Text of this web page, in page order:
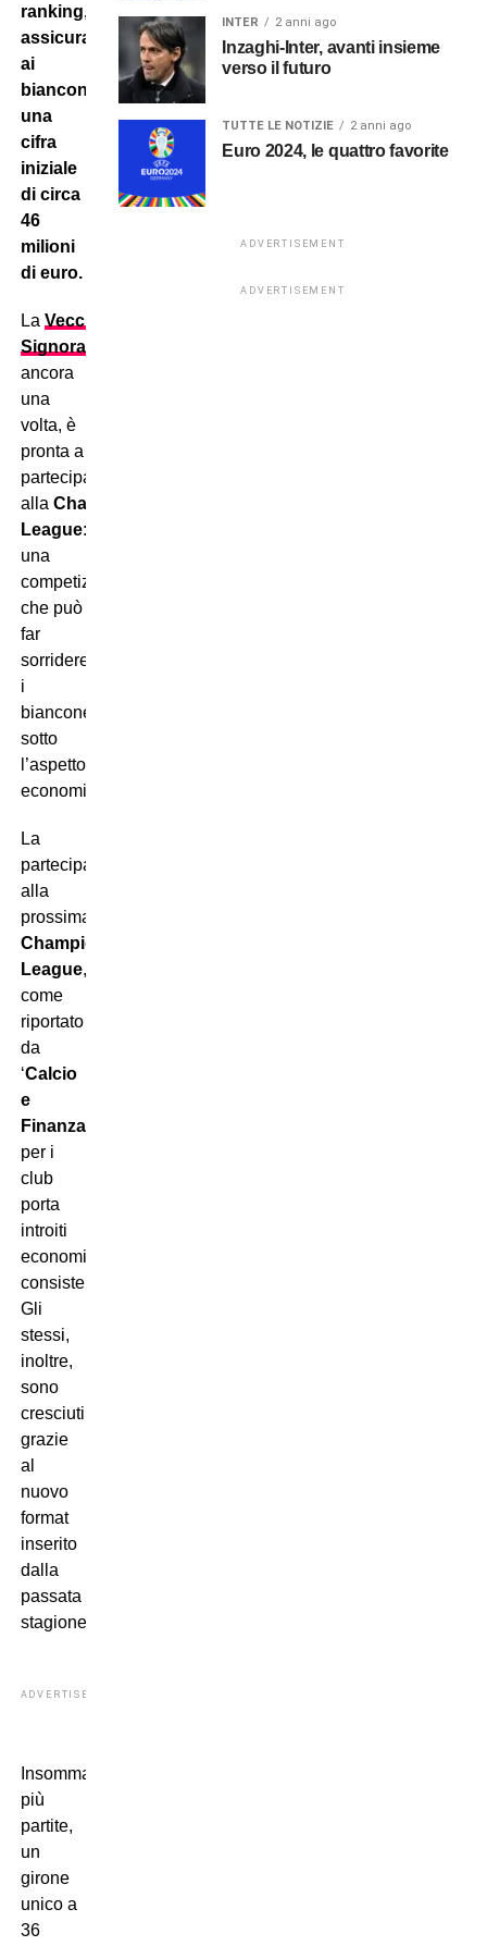
ranking,
assicura
ai
bianconeri
una
cifra
iniziale
di circa
46
milioni
di euro.
La Vecchia
Signora,
ancora
una
volta, è
pronta a
partecipare
alla Champions
League:
una
competizione
che può
far
sorridere
i
bianconeri
sotto
l’aspetto
economico.
La
partecipazione
alla
prossima
Champions
League,
come
riportato
da
‘Calcio
e
Finanza‘,
per i
club
porta
introiti
economici
consistenti.
Gli
stessi,
inoltre,
sono
cresciuti
grazie
al
nuovo
format
inserito
dalla
passata
stagione.
ADVERTISEMENT
Insomma:
più
partite,
un
girone
unico a
36
INTER 2 anni ago
Inzaghi-Inter, avanti insieme
verso il futuro
TUTTE LE NOTIZIE 2 anni ago
Euro 2024, le quattro favorite
ADVERTISEMENT
ADVERTISEMENT